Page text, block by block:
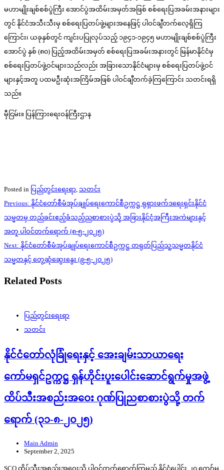
မဟာမျိုးချစ်စစ်ပွဲကြီး အောင်ပွဲအထိမ်းအမှတ်အဖြစ် စစ်ရေးပြအခမ်းအနားများ
တွင် နိုင်ငံအသီးသီးမှ စစ်ရေးပြတပ်ဖွဲ့များအနေဖြင့် ပါဝင်ချီတက်လေ့ရှိကြ
ကြောင်း၊ ယခုနှစ်တွင် ကျင်းပပြုလုပ်သည့် ၁၉၄၁-၁၉၄၅ မဟာမျိုးချစ်စစ်ပွဲကြီး
အောင်ပွဲ နှစ် (၈၀) ပြည့်အထိမ်းအမှတ် စစ်ရေးပြအခမ်းအနားတွင် မြန်မာနိုင်ငံမှ
စစ်ရေးပြတပ်ဖွဲ့ဝင်များသည်လည်း အခြားသောနိုင်ငံများမှ စစ်ရေးပြတပ်ဖွဲ့ဝင်
များနှင့်အတူ ပထမဦးဆုံးအကြိမ်အဖြစ် ပါဝင်ချီတက်ခဲ့ကြကြောင်း သတင်းရရှိ
သည်။
မှီငြမ်း။ ပြန်ကြား‌ရေးဝန်ကြီးဌာန
Posted in ပြည်တွင်းရေးရာ, သတင်း
Post
navigation
Previous: နိုင်ငံတော်စီမံအုပ်ချုပ်ရေးကောင်စီဥက္ကဋ္ဌ ရုရှားဖက်ဒရေးရှင်းနိုင်ငံ
သမ္မတမှ တည်ခင်းဧည့်ခံသည့်ညစာစားပွဲသို့ အခြားနိုင်ငံ့အကြီးအကဲများနှင့်
အတူ ပါဝင်တက်ရောက် (၈-၅-၂၀၂၅)
Next: နိုင်ငံတော်စီမံအုပ်ချုပ်ရေးကောင်စီဥက္ကဋ္ဌ တရုတ်ပြည်သူ့သမ္မတနိုင်ငံ
သမ္မတနှင့် တွေ့ဆုံဆွေးနွေး (၉-၅-၂၀၂၅)
Related Posts
ပြည်တွင်းရေးရာ
သတင်း
နိုင်ငံတော်လုံခြုံရေးနှင့် အေးချမ်းသာယာရေး
ကော်မရှင်ဥက္ကဋ္ဌ ရှန်ဟိုင်းပူးပေါင်းဆောင်ရွက်မှုအဖွဲ့
ထိပ်သီးအစည်းအဝေး ဂုဏ်ပြုညစာစားပွဲသို့ တက်
ရောက် (၃၁-၈-၂၀၂၅)
Main Admin
September 2, 2025
SCO ထိပ်သီးအစည်းအဝေးသို့ ပါဝင်တက်ရောက်ကြမည့် နိုင်ငံပေါင်း ၂၀ ကျော်မှ